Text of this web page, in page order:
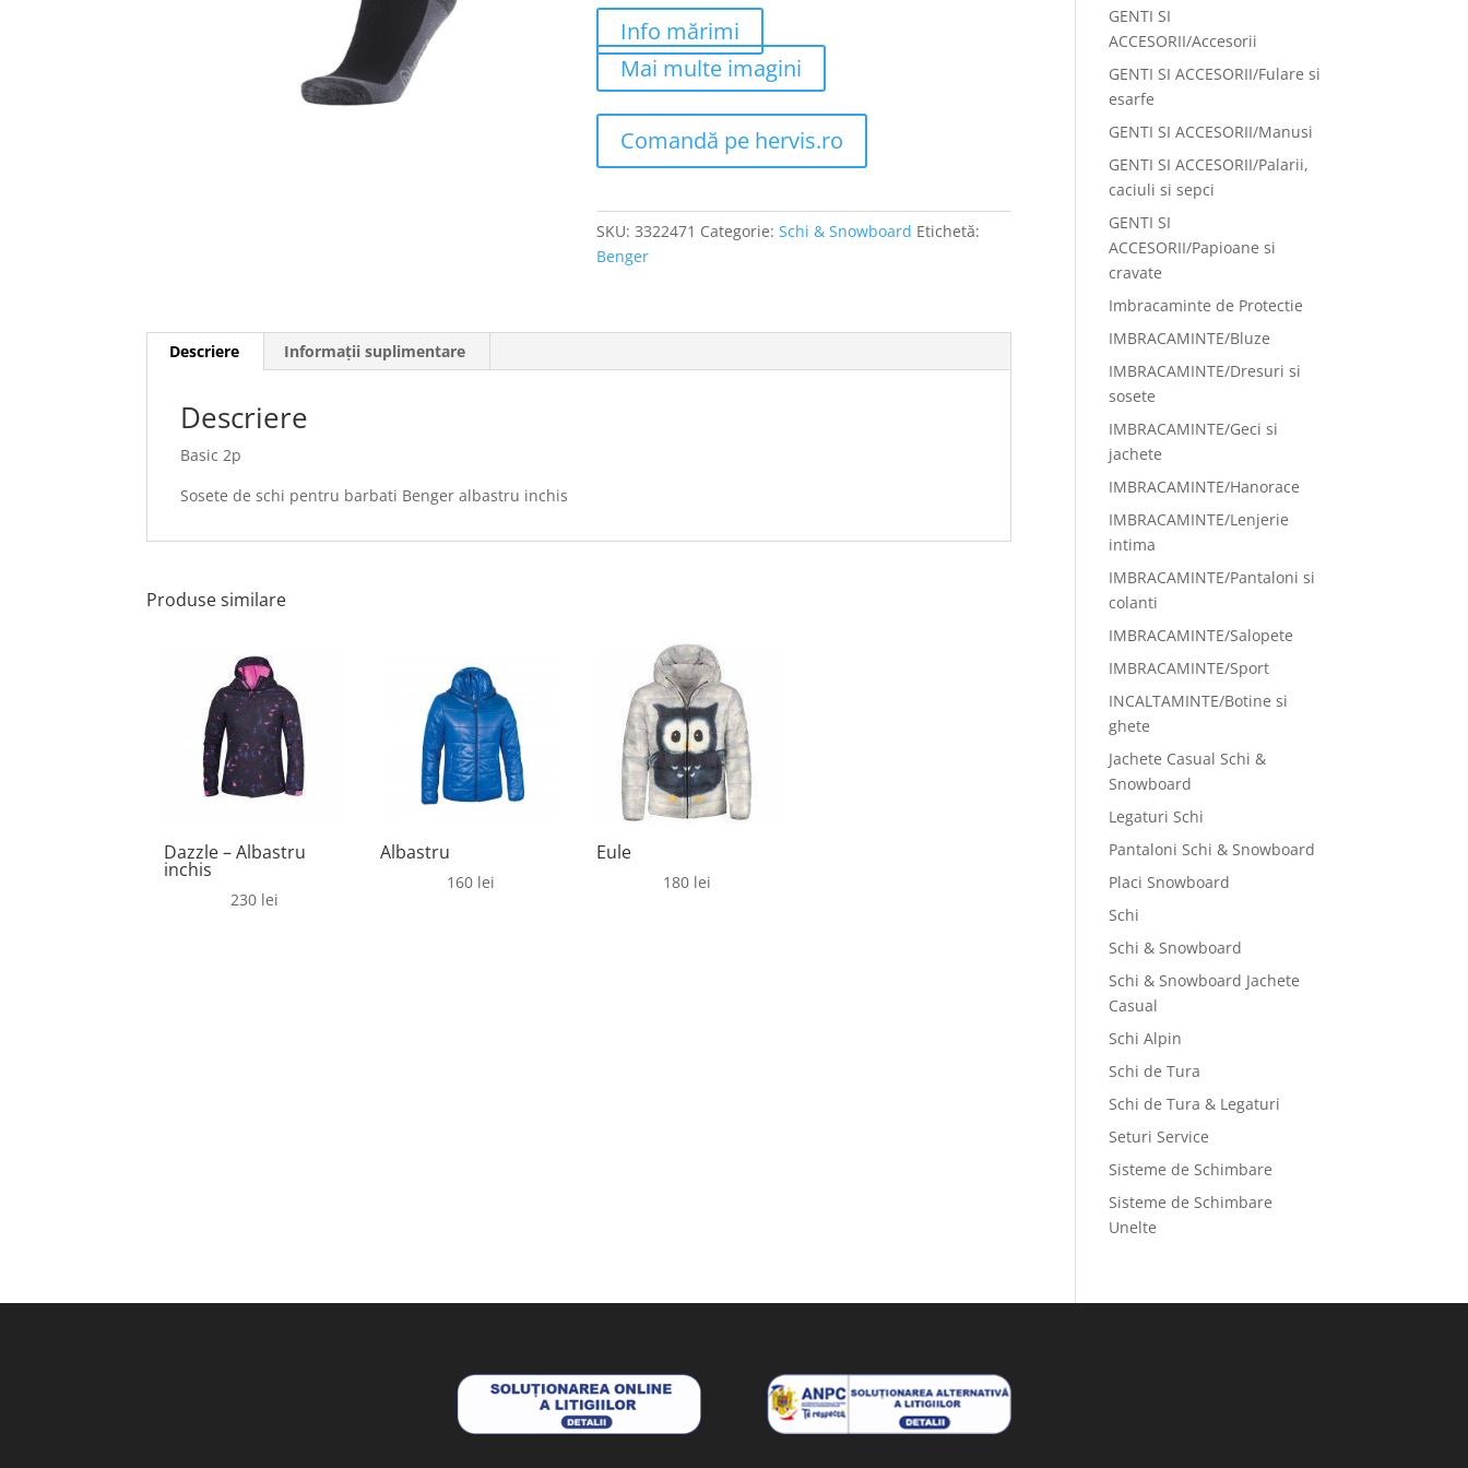
Info mărimi
Mai multe imagini
Comandă pe hervis.ro
SKU:3322471 Categorie:Schi & Snowboard Etichetă:
Benger
Descriere Informații suplimentare
Descriere
Basic 2p
Sosete de schi pentru barbati Benger albastru inchis
Produse similare
Dazzle – Albastru
inchis
230 lei
Albastru
160 lei
Eule
180 lei
GENTI SI
ACCESORII/Accesorii
GENTI SI ACCESORII/Fulare si
esarfe
GENTI SI ACCESORII/Manusi
GENTI SI ACCESORII/Palarii,
caciuli si sepci
GENTI SI
ACCESORII/Papioane si
cravate
Imbracaminte de Protectie
IMBRACAMINTE/Bluze
IMBRACAMINTE/Dresuri si
sosete
IMBRACAMINTE/Geci si
jachete
IMBRACAMINTE/Hanorace
IMBRACAMINTE/Lenjerie
intima
IMBRACAMINTE/Pantaloni si
colanti
IMBRACAMINTE/Salopete
IMBRACAMINTE/Sport
INCALTAMINTE/Botine si
ghete
Jachete Casual Schi &
Snowboard
Legaturi Schi
Pantaloni Schi & Snowboard
Placi Snowboard
Schi
Schi & Snowboard
Schi & Snowboard Jachete
Casual
Schi Alpin
Schi de Tura
Schi de Tura & Legaturi
Seturi Service
Sisteme de Schimbare
Sisteme de Schimbare
Unelte